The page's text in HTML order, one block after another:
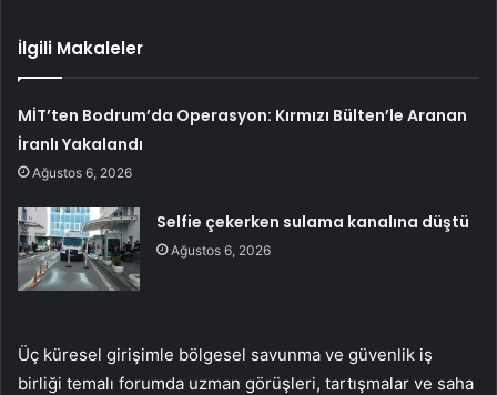
İlgili Makaleler
MİT’ten Bodrum’da Operasyon: Kırmızı Bülten’le Aranan
İranlı Yakalandı
Ağustos 6, 2026
Selfie çekerken sulama kanalına düştü
Ağustos 6, 2026
Üç küresel girişimle bölgesel savunma ve güvenlik iş
birliği temalı forumda uzman görüşleri, tartışmalar ve saha